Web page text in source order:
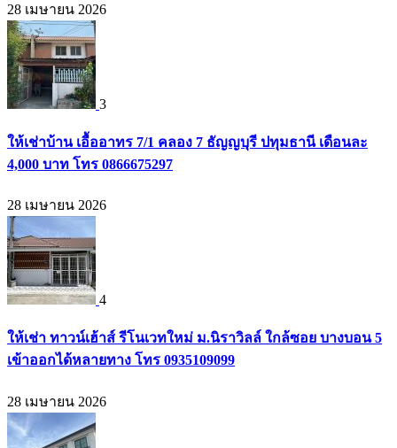
28 เมษายน 2026
3
ให้เช่าบ้าน เอื้ออาทร 7/1 คลอง 7 ธัญญบุรี ปทุมธานี เดือนละ
4,000 บาท โทร 0866675297
28 เมษายน 2026
4
ให้เช่า ทาวน์เฮ้าส์ รีโนเวทใหม่ ม.นิราวิลล์ ใกล้ซอย บางบอน 5
เข้าออกได้หลายทาง โทร 0935109099
28 เมษายน 2026